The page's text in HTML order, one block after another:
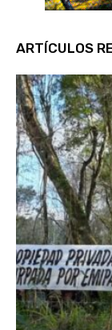
ARTÍCULOS